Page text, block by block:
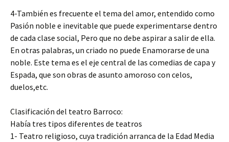
4-También es frecuente el tema del amor, entendido como
Pasión noble e inevitable que puede experimentarse dentro
de cada clase social, Pero que no debe aspirar a salir de ella.
En otras palabras, un criado no puede Enamorarse de una
noble. Este tema es el eje central de las comedias de capa y
Espada, que son obras de asunto amoroso con celos,
duelos,etc.
Clasificación del teatro Barroco:
Había tres tipos diferentes de teatros
1- Teatro religioso, cuya tradición arranca de la Edad Media